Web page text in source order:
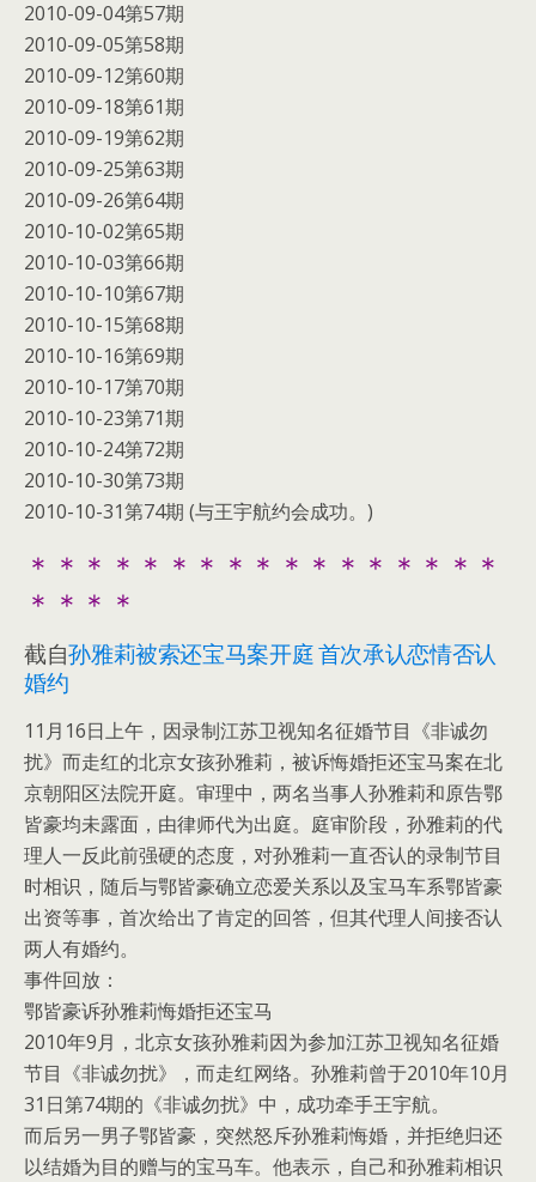
2010-09-04第57期
2010-09-05第58期
2010-09-12第60期
2010-09-18第61期
2010-09-19第62期
2010-09-25第63期
2010-09-26第64期
2010-10-02第65期
2010-10-03第66期
2010-10-10第67期
2010-10-15第68期
2010-10-16第69期
2010-10-17第70期
2010-10-23第71期
2010-10-24第72期
2010-10-30第73期
2010-10-31第74期 (与王宇航约会成功。)
＊＊＊＊＊＊＊＊＊＊＊＊＊＊＊＊＊
＊＊＊＊
截自孙雅莉被索还宝马案开庭 首次承认恋情否认
婚约
11月16日上午，因录制江苏卫视知名征婚节目《非诚勿
扰》而走红的北京女孩孙雅莉，被诉悔婚拒还宝马案在北
京朝阳区法院开庭。审理中，两名当事人孙雅莉和原告鄂
皆豪均未露面，由律师代为出庭。庭审阶段，孙雅莉的代
理人一反此前强硬的态度，对孙雅莉一直否认的录制节目
时相识，随后与鄂皆豪确立恋爱关系以及宝马车系鄂皆豪
出资等事，首次给出了肯定的回答，但其代理人间接否认
两人有婚约。
事件回放：
鄂皆豪诉孙雅莉悔婚拒还宝马
2010年9月，北京女孩孙雅莉因为参加江苏卫视知名征婚
节目《非诚勿扰》，而走红网络。孙雅莉曾于2010年10月
31日第74期的《非诚勿扰》中，成功牵手王宇航。
而后另一男子鄂皆豪，突然怒斥孙雅莉悔婚，并拒绝归还
以结婚为目的赠与的宝马车。他表示，自己和孙雅莉相识